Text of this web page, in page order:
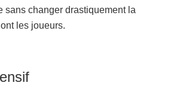
sans changer drastiquement la
les joueurs.